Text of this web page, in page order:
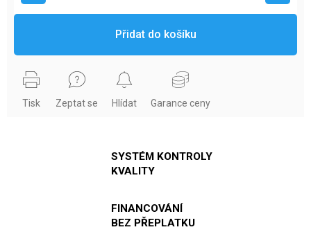
Přidat do košíku
Tisk Zeptat se Hlídat Garance ceny
SYSTÉM KONTROLY
KVALITY
FINANCOVÁNÍ
BEZ PŘEPLATKU